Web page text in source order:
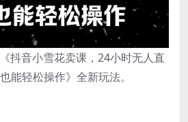
抖音小雪花卖课，24小时无人直
能轻松操作》全新玩法。